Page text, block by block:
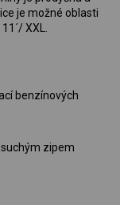
je možné oblasti
XXL.
benzínových
zipem